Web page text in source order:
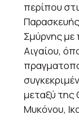
περίπου
Σμύρνης με
Αιγαίου,
μεταξύ της
Μυκόνου,